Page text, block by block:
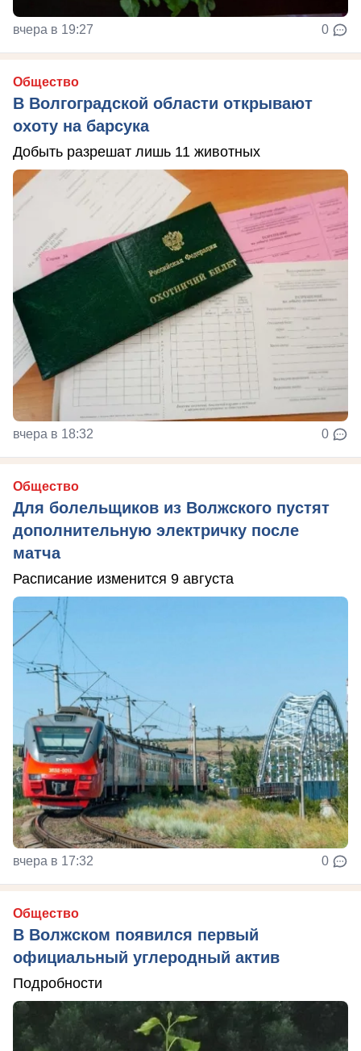
вчера в 19:27 0
Общество
В Волгоградской области открывают
охоту на барсука
Добыть разрешат лишь 11 животных
вчера в 18:32 0
Общество
Для болельщиков из Волжского пустят
дополнительную электричку после
матча
Расписание изменится 9 августа
вчера в 17:32 0
Общество
В Волжском появился первый
официальный углеродный актив
Подробности